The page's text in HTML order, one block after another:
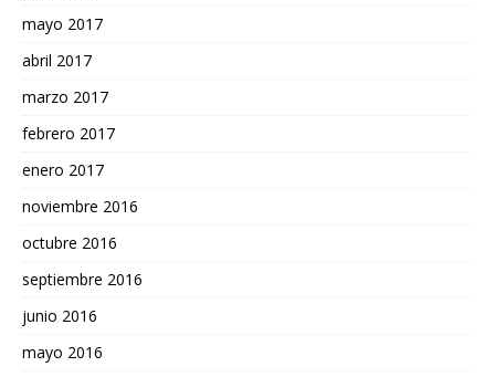
mayo 2017
abril 2017
marzo 2017
febrero 2017
enero 2017
noviembre 2016
octubre 2016
septiembre 2016
junio 2016
mayo 2016